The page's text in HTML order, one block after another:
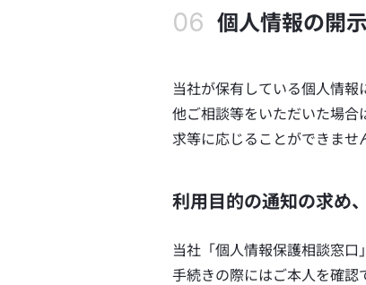
個人情報の開
当社が保有している個人情
他ご相談等をいただいた場合
求等に応じることができませ
利用目的の通知の求め
当社「個人情報保護相談窓口
手続きの際にはご本人を確認